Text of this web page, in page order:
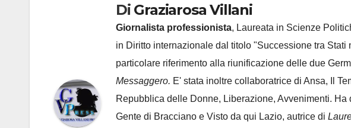
Di Graziarosa Villani
Giornalista professionista, Laureata in Scienze
in Diritto internazionale dal titolo "Successione tra
particolare riferimento alla riunificazione delle due
Messaggero. E' stata inoltre collaboratrice di Ansa, Il
Repubblica delle Donne, Liberazione, Avvenimenti. Ha
Gente di Bracciano e Visto da qui Lazio, autrice di